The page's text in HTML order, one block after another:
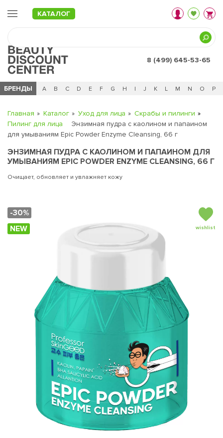
КАТАЛОГ
8 (499) 645-53-65
БРЕНДЫ
Ч 0 - 9 A B C D E F G H I J K L M N O P
Главная Каталог Уход для лица
Скрабы и пилинги
Пилинг для лица
Энзимная пудра с каолином и папаином
для умываниям Epic Powder Enzyme Cleansing, 66 г
ЭНЗИМНАЯ ПУДРА С КАОЛИНОМ И ПАПАИНОМ ДЛЯ
УМЫВАНИЯМ EPIC POWDER ENZYME CLEANSING, 66 Г
Очищает, обновляет и увлажняет кожу
-30%
NEW
wishlist